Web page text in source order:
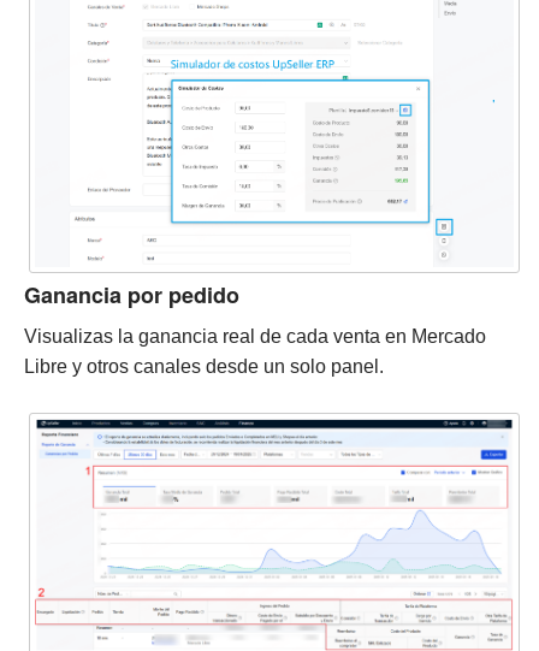
Ganancia por pedido
Visualizas la ganancia real de cada venta en Mercado
Libre y otros canales desde un solo panel.